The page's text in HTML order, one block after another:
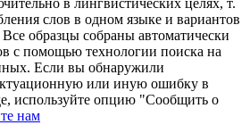
в лингвистических целях, т.
слов в одном языке и вариантов
образцы собраны автоматически
с помощью технологии поиска на
Если вы обнаружили
или иную ошибку в
используйте опцию "Сообщить о
нам